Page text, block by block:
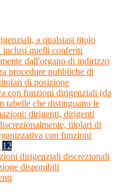
a qualsiasi titolo
quelli conferiti
dall'organo di indirizzo
procedure pubbliche di
di posizione
con funzioni dirigenziali (da
tabelle che distinguano le
dirigenti, dirigenti
titolari di
con funzioni
12
dirigenziali discrezionali
disponibili